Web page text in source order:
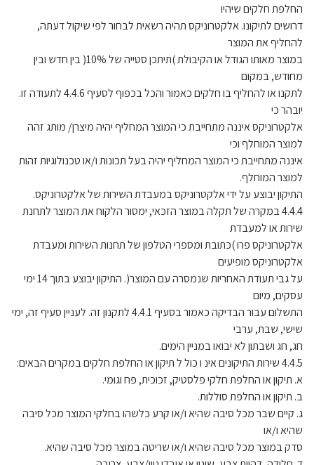
החלפת חלקים שיהיו
דרושים לתיקונו. אלקטרוניקס תהיה רשאית לבחור לפי שיקול דעתה,
להחליף את המוצר
במוצר מאותו הגודל או הקיבולת )תיתכן סטייה של 10%( בין חדש ובין
מחודש, במקום
לתקנו או להחליף בו חלקים כאמור והכל בכפוף לסעיף 4.4.6 לתעודה זו.
יובהר כי
אלקטרוניקס איננה מתחייבת כי המוצר המחליף יהיה מיצרן/ מותג זהה
למוצר המוחלף וכי
איננה מתחייבת כי המוצר המחליף יהיה בעל תכונות ו/או טכנולוגיות זהות
למוצר המוחלף.
התיקון יבוצע על ידי אלקטרוניקס במעבדת השירות של אלקטרוניקס.
4.4.4 במקרה של תקלה במוצר הזכאי, ימסור הלקוח את המוצר לתחנת
שירות או למעבדת
אלקטרוניקס פרו )כתובת ומספרי הטלפון של תחנות השירות ומעבדת
אלקטרוניקס מופיעים
על גבי תעודת האחריות שנמסרה עם המוצר(. התיקון יבוצע בתוך 14 ימי
עסקים, מיום
התשלום עבור הבדיקה כאמור בסעיף 4.4.1 לתקנון זה. לעניין סעיף זה, ימי
שישי, שבת, ערבי
חג, חג ושבתון לא יבואו במניין הימים.
4.4.5 שירות התיקונים אינ ו כול ל תיקון או החלפת חלקים במקרים הבאים:
א. תיקון או החלפת חלקי פלסטיק, זכוכית, פח וגומי.
ב. תיקון או החלפת סוללות.
ג. קיים שבר מכל סיבה שהיא ו/או קרע כלשהו בחלקי המוצר מכל סיבה
שהיא ו/או
סדק במוצר מכל סיבה שהיא ו/או שריטה במוצר מכל סיבה שהיא.